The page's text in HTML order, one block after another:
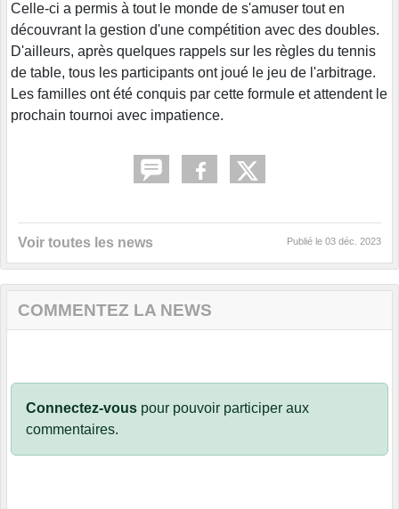
Celle-ci a permis à tout le monde de s'amuser tout en
découvrant la gestion d'une compétition avec des doubles.
D'ailleurs, après quelques rappels sur les règles du tennis
de table, tous les participants ont joué le jeu de l'arbitrage.
Les familles ont été conquis par cette formule et attendent le
prochain tournoi avec impatience.
Voir toutes les news Publié le 03 déc. 2023
COMMENTEZ LA NEWS
Connectez-vous pour pouvoir participer aux
commentaires.